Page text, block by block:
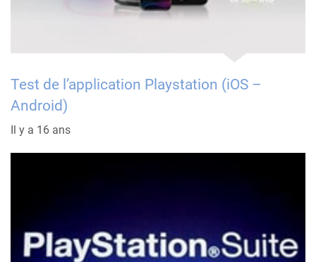
Test de l’application Playstation (iOS –
Android)
Il y a 16 ans